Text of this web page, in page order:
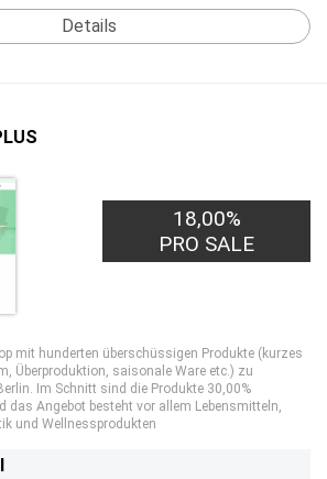
Details
18,00%
PRO SALE
mit hunderten überschüssigen Produkte (kurzes
Überproduktion, saisonale Ware etc.) zu
Im Schnitt sind die Produkte 30,00%
das Angebot besteht vor allem Lebensmitteln,
und Wellnessprodukten